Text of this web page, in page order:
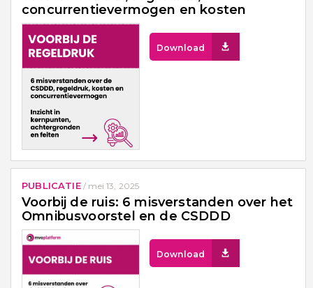
concurrentievermogen en kosten
Download
PUBLICATIE/ mei 13, 2025
Voorbij de ruis: 6 misverstanden over het
Omnibusvoorstel en de CSDDD
Download